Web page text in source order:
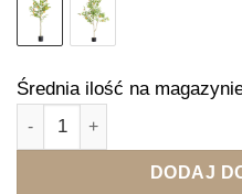
Średnia ilość na
ilość Sztuczne drzewko w
DODAJ